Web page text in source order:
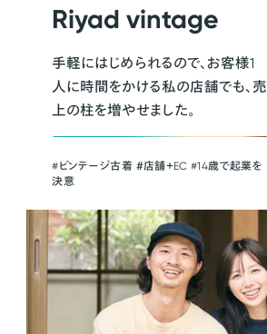
Riyad vintage
手軽にはじめられるので、お客様1
人に時間をかける私の店舗でも、売
上の柱を増やせました。
#ビンテージ古着 ＃店舗＋EC #14歳で起業を
決意